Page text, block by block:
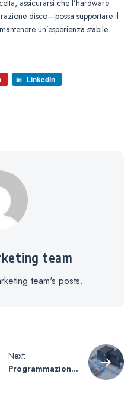
assicurarsi che l’hardware
disco—possa supportare il
un’esperienza stabile.
LinkedIn
team
team's posts.
Next:
Programmazione
dell’alimentazion